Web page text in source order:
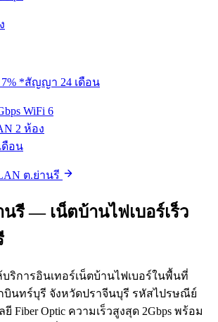
*สัญญา 24 เดือน
WiFi 6
2 ห้อง
ดือน
ต.ย่านรี
รี — เน็ตบ้านไฟเบอร์เร็ว
บริการอินเทอร์เน็ตบ้านไฟเบอร์ในพื้นที่
บินทร์บุรี จังหวัดปราจีนบุรี รหัสไปรษณีย์
ยี Fiber Optic ความเร็วสูงสุด 2Gbps พร้อม